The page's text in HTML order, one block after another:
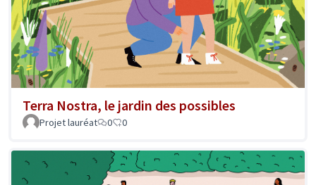
Terra Nostra, le jardin des possibles
Projet lauréat 0 0